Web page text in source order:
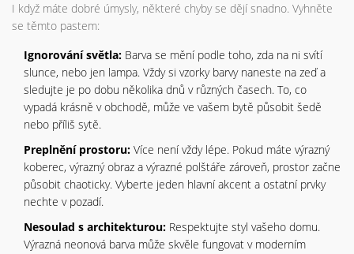
I když máte dobré úmysly, některé chyby se dějí snadno. Vyhněte
se těmto pastem:
Ignorování světla: Barva se mění podle toho, zda na ni svítí
slunce, nebo jen lampa. Vždy si vzorky barvy naneste na zeď a
sledujte je po dobu několika dnů v různých časech. To, co
vypadá krásně v obchodě, může ve vašem bytě působit šedě
nebo příliš sytě.
Preplnění prostoru: Více není vždy lépe. Pokud máte výrazný
koberec, výrazný obraz a výrazné polštáře zároveň, prostor začne
působit chaoticky. Vyberte jeden hlavní akcent a ostatní prvky
nechte v pozadí.
Nesoulad s architekturou: Respektujte styl vašeho domu.
Výrazná neonová barva může skvěle fungovat v moderním